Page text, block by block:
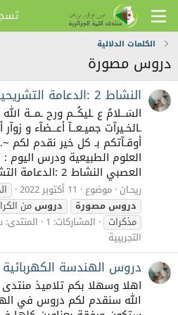
الكلمات الدلالية
دروس مصورة
النشاط 2 :الدعامة التشريحية للمنعكس العضلي
السَــلامُ ع ـليكُــم ورح ـمــة
ـالخـيرآت جميـعــآ أعــضآء و
أوقـآتكم بـ كل خير نقدم
العلوم الطبيعية ودرس اليوم :
العصبي النشاط 2 :الدعامة التشريحية...
ريحـان موضوع 11 أكتوبر 2022
دروسمصورة دروسمن
مذكرات
المشاركات: 1 المنتدى:
التجريبية
دروس الهندسة الكهربائية
اهلا وسهلا بكم تلاميذ منتدى
الله سنقدم لكم دروس في